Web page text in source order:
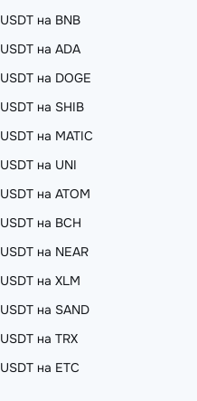
USDT на BNB
USDT на ADA
USDT на DOGE
USDT на SHIB
USDT на MATIC
USDT на UNI
USDT на ATOM
USDT на BCH
USDT на NEAR
USDT на XLM
USDT на SAND
USDT на TRX
USDT на ETC